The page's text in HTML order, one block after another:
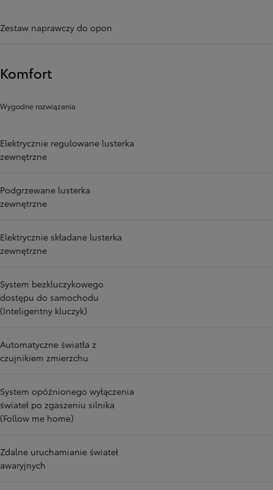
Zestaw naprawczy do opon
Komfort
Wygodne rozwiązania
Elektrycznie regulowane lusterka
zewnętrzne
Podgrzewane lusterka
zewnętrzne
Elektrycznie składane lusterka
zewnętrzne
System bezkluczykowego
dostępu do samochodu
(Inteligentny kluczyk)
Automatyczne światła z
czujnikiem zmierzchu
System opóźnionego wyłączenia
świateł po zgaszeniu silnika
(Follow me home)
Zdalne uruchamianie świateł
awaryjnych